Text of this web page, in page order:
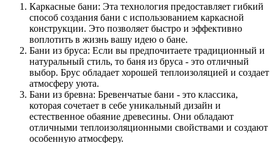
Каркасные бани: Эта технология предоставляет гибкий
способ создания бани с использованием каркасной
конструкции. Это позволяет быстро и эффективно
воплотить в жизнь вашу идею о бане.
Бани из бруса: Если вы предпочитаете традиционный и
натуральный стиль, то баня из бруса - это отличный
выбор. Брус обладает хорошей теплоизоляцией и создает
атмосферу уюта.
Бани из бревна: Бревенчатые бани - это классика,
которая сочетает в себе уникальный дизайн и
естественное обаяние древесины. Они обладают
отличными теплоизоляционными свойствами и создают
особенную атмосферу.